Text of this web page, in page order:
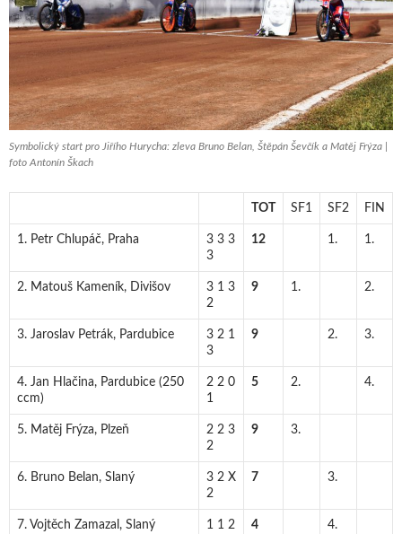
Symbolický start pro Jiřího Hurycha: zleva Bruno Belan, Štěpán Ševčík a Matěj Frýza |
foto Antonín Škach
TOT SF1 SF2 FIN
1. Petr Chlupáč, Praha
3 3 3
3
12 1. 1.
2. Matouš Kameník, Divišov
3 1 3
2
9 1. 2.
3. Jaroslav Petrák, Pardubice
3 2 1
3
9 2. 3.
4. Jan Hlačina, Pardubice (250
ccm)
2 2 0
1
5 2. 4.
5. Matěj Frýza, Plzeň
2 2 3
2
9 3.
6. Bruno Belan, Slaný
3 2 X
2
7 3.
7. Vojtěch Zamazal, Slaný
1 1 2
4 4.